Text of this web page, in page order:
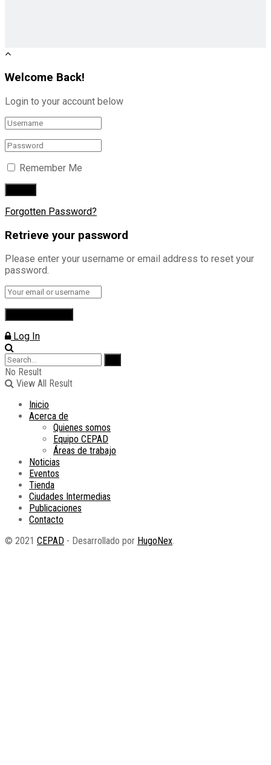
Welcome Back!
Login to your account below
Remember Me
Forgotten Password?
Retrieve your password
Please enter your username or email address to reset your
password.
Log In
No Result
View All Result
Inicio
Acerca de
Quienes somos
Equipo CEPAD
Áreas de trabajo
Noticias
Eventos
Tienda
Ciudades Intermedias
Publicaciones
Contacto
© 2021 CEPAD - Desarrollado por HugoNex.